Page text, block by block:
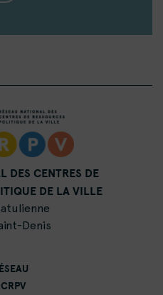
DES CENTRES DE
DE LA VILLE
Denis